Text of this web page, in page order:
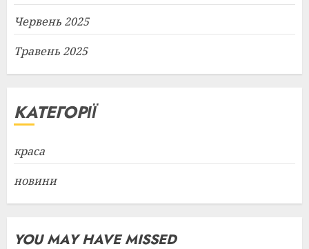
Червень 2025
Травень 2025
КАТЕГОРІЇ
краса
новини
YOU MAY HAVE MISSED